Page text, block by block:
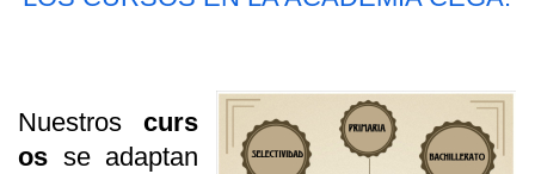
Nuestros curs
os se adaptan